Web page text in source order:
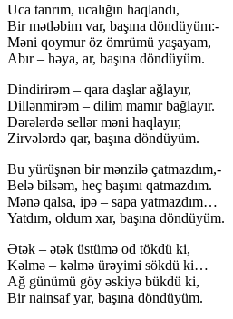
Uca tanrım, ucalığın haqlandı,
Bir mətləbim var, başına döndüyüm:-
Məni qoymur öz ömrümü yaşayam,
Abır – həya, ar, başına döndüyüm.
Dindirirəm – qara daşlar ağlayır,
Dillənmirəm – dilim mamır bağlayır.
Dərələrdə sellər məni haqlayır,
Zirvələrdə qar, başına döndüyüm.
Bu yürüşnən bir mənzilə çatmazdım,-
Belə bilsəm, heç başımı qatmazdım.
Mənə qalsa, ipə – sapa yatmazdım…
Yatdım, oldum xar, başına döndüyüm.
Ətək – ətək üstümə od tökdü ki,
Kəlmə – kəlmə ürəyimi sökdü ki…
Ağ günümü göy əskiyə bükdü ki,
Bir nainsaf yar, başına döndüyüm.